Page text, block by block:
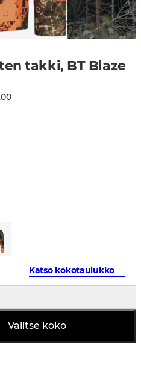
takki, BT Blaze
Katso kokotaulukko
Valitse koko